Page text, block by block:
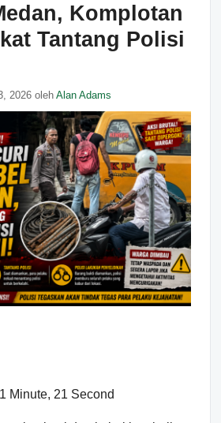
Komplotan
Tantang Polisi
2026 olehAlan Adams
1 Minute, 21 Second